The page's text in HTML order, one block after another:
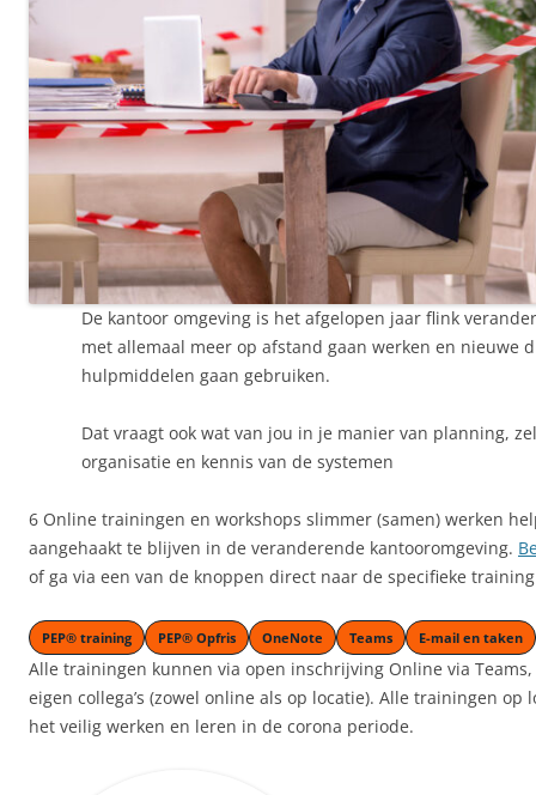
De kantoor omgeving is het afgelopen jaar flink
met allemaal meer op afstand gaan werken en nieuwe
hulpmiddelen gaan gebruiken.
Dat vraagt ook wat van jou in je manier van planning,
organisatie en kennis van de systemen
6 Online trainingen en workshops slimmer (samen) werken
aangehaakt te blijven in de veranderende kantooromgeving.
of ga via een van de knoppen direct naar de specifieke
PEP® training PEP® Opfris OneNote Teams E-mail en taken
Alle trainingen kunnen via open inschrijving Online via
eigen collega’s (zowel online als op locatie). Alle trainingen op
het veilig werken en leren in de corona periode.